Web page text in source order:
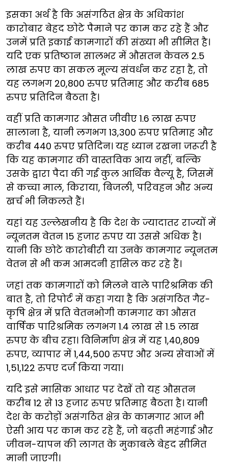
इसका अर्थ है कि असंगठित क्षेत्र के अधिकांश
कारोबार बेहद छोटे पैमाने पर काम कर रहे हैं और
उनमें प्रति इकाई कामगारों की संख्या भी सीमित है।
यदि एक प्रतिष्ठान सालभर में औसतन केवल 2.5
लाख रुपए का सकल मूल्य संवर्धन कर रहा है, तो
यह लगभग 20,800 रुपए प्रतिमाह और करीब 685
रुपए प्रतिदिन बैठता है।
वहीं प्रति कामगार औसत जीवीए 1.6 लाख रुपए
सालाना है, यानी लगभग 13,300 रुपए प्रतिमाह और
करीब 440 रुपए प्रतिदिन। यह ध्यान रखना जरूरी है
कि यह कामगार की वास्तविक आय नहीं, बल्कि
उसके द्वारा पैदा की गई कुल आर्थिक वैल्यू है, जिसमें
से कच्चा माल, किराया, बिजली, परिवहन और अन्य
खर्च भी निकलते हैं।
यहां यह उल्लेखनीय है कि देश के ज्यादातर राज्यों में
न्यूनतम वेतन 15 हजार रुपए या उससे अधिक है।
यानी कि छोटे कारोबीरी या उनके कामगार न्यूनतम
वेतन से भी कम आमदनी हासिल कर रहे हैं।
जहां तक कामगारों को मिलने वाले पारिश्रमिक की
बात है, तो रिपोर्ट में कहा गया है कि असंगठित गैर-
कृषि क्षेत्र में प्रति वेतनभोगी कामगार का औसत
वार्षिक पारिश्रमिक लगभग 1.4 लाख से 1.5 लाख
रुपए के बीच रहा। विनिर्माण क्षेत्र में यह 1,40,809
रुपए, व्यापार में 1,44,500 रुपए और अन्य सेवाओं में
1,51,122 रुपए दर्ज किया गया।
यदि इसे मासिक आधार पर देखें तो यह औसतन
करीब 12 से 13 हजार रुपए प्रतिमाह बैठता है। यानी
देश के करोड़ों असंगठित क्षेत्र के कामगार आज भी
ऐसी आय पर काम कर रहे हैं, जो बढ़ती महंगाई और
जीवन-यापन की लागत के मुकाबले बेहद सीमित
मानी जाएगी।